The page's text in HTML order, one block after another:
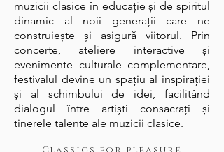
muzicii clasice în educație și de spiritul
dinamic al noii generații care ne
construiește și asigură viitorul. Prin
concerte, ateliere interactive și
evenimente culturale complementare,
festivalul devine un spațiu al inspirației
și al schimbului de idei, facilitând
dialogul între artiști consacrați și
tinerele talente ale muzicii clasice.